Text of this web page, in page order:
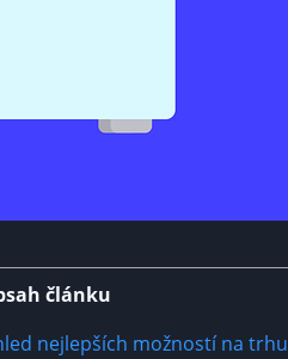
článku
nejlepších možností na⁢ trhu